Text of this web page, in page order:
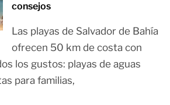
consejos
Las playas de Salvador de Bahía
ofrecen 50 km de costa con
los gustos: playas de aguas
para familias,